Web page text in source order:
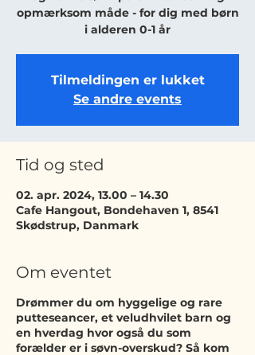
opmærksom måde - for dig med børn
i alderen 0-1 år
Tilmeldingen er lukket
Se andre events
Tid og sted
02. apr. 2024, 13.00 – 14.30
Cafe Hangout, Bondehaven 1, 8541
Skødstrup, Danmark
Om eventet
Drømmer du om hyggelige og rare
putteseancer, et veludhvilet barn og
en hverdag hvor også du som
forælder er i søvn-overskud? Så kom